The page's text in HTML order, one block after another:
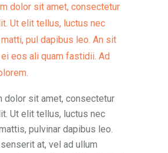
dolor sit amet, consectetur
Ut elit tellus, luctus nec
pul dapibus leo. An sit
ei eos ali quam fastidii. Ad
dolor sit amet, consectetur
Ut elit tellus, luctus nec
pulvinar dapibus leo.
at, vel ad ullum